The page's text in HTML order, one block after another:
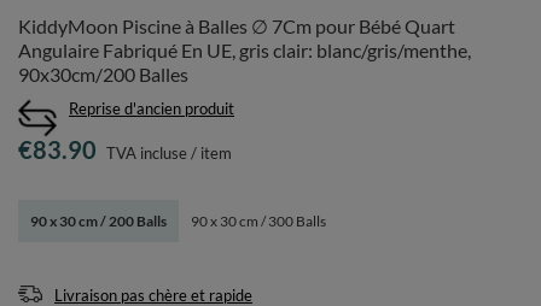
KiddyMoon Piscine à Balles ∅ 7Cm pour Bébé Quart
Angulaire Fabriqué En UE, gris clair: blanc/gris/menthe,
90x30cm/200 Balles
Reprise d'ancien produit
90 x 30 cm / 200 Balls 90 x 30 cm / 300 Balls
€83.90 TVA incluse/ item
Livraison pas chère et rapide